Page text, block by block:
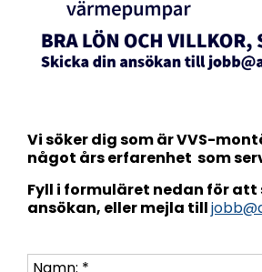
Vi söker dig som är VVS-
något års erfarenhet som
Fyll i formuläret nedan för att
ansökan, eller mejla till